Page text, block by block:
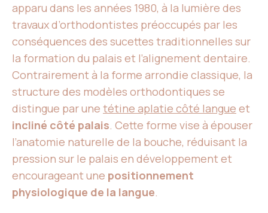
apparu dans les années 1980, à la lumière des
travaux d’orthodontistes préoccupés par les
conséquences des sucettes traditionnelles sur
la formation du palais et l’alignement dentaire.
Contrairement à la forme arrondie classique, la
structure des modèles orthodontiques se
distingue par une tétine aplatie côté langue et
incliné côté palais. Cette forme vise à épouser
l’anatomie naturelle de la bouche, réduisant la
pression sur le palais en développement et
encourageant une positionnement
physiologique de la langue.